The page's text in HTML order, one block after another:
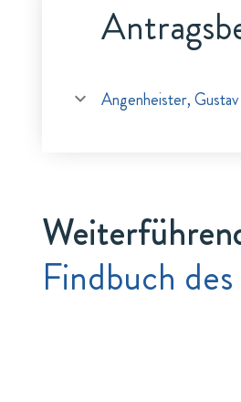
Angenheister, Gustav
Findbuch